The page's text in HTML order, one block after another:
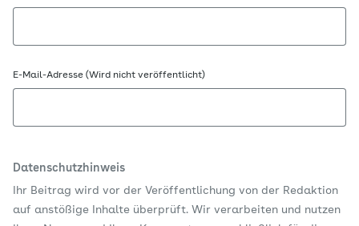
E-Mail-Adresse (Wird nicht veröffentlicht)
Datenschutzhinweis
Ihr Beitrag wird vor der Veröffentlichung von der Redaktion
auf anstößige Inhalte überprüft. Wir verarbeiten und nutzen